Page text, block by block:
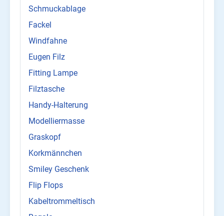
Schmuckablage
Fackel
Windfahne
Eugen Filz
Fitting Lampe
Filztasche
Handy-Halterung
Modelliermasse
Graskopf
Korkmännchen
Smiley Geschenk
Flip Flops
Kabeltrommeltisch